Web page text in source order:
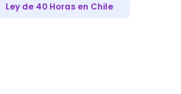
Ley de 40 Horas en Chile